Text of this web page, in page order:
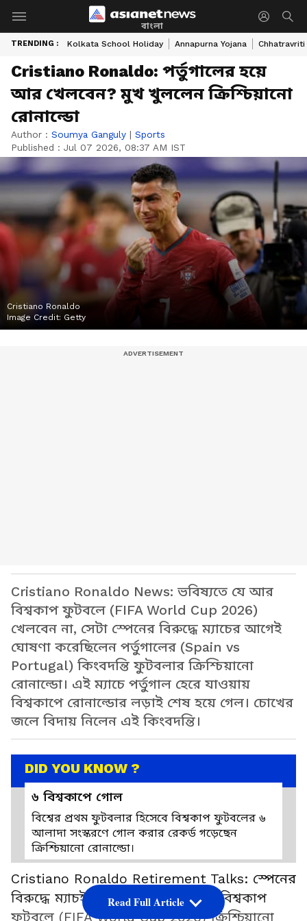
বাংলা
TRENDING : Kolkata School Holiday Annapurna Yojana Chhatravriti
Cristiano Ronaldo: পর্তুগালের হয়ে
আর খেলবেন? মুখ খুললেন ক্রিশ্চিয়ানো
রোনাল্ডো
Author : Soumya Ganguly | Sports
Published : Jul 07 2026, 08:37 AM IST
Cristiano Ronaldo
Image Credit: Getty
Cristiano Ronaldo News: ভবিষ্যতে যে আর
বিশ্বকাপ ফুটবলে (FIFA World Cup 2026)
খেলবেন না, সেটা স্পেনের বিরুদ্ধে ম্যাচের আগেই
ঘোষণা করেছিলেন পর্তুগালের (Spain vs
Portugal) কিংবদন্তি ফুটবলার ক্রিশ্চিয়ানো
রোনাল্ডো। এই ম্যাচে পর্তুগাল হেরে যাওয়ায়
বিশ্বকাপে রোনাল্ডোর লড়াই শেষ হয়ে গেল। চোখের
জলে বিদায় নিলেন এই কিংবদন্তি।
DID YOU KNOW ?
৬ বিশ্বকাপে গোল
বিশ্বের প্রথম ফুটবলার হিসেবে বিশ্বকাপ ফুটবলের ৬
আলাদা সংস্করণে গোল করার রেকর্ড গড়েছেন
ক্রিশ্চিয়ানো রোনাল্ডো।
Cristiano Ronaldo Retirement Talks: স্পেনের
বিরুদ্ধে ম্যাচই (Spain vs Portugal) বিশ্বকাপ
ফুটবলে (FIFA World Cup 2026) ক্রিশ্চিয়ানো
Read Full Article